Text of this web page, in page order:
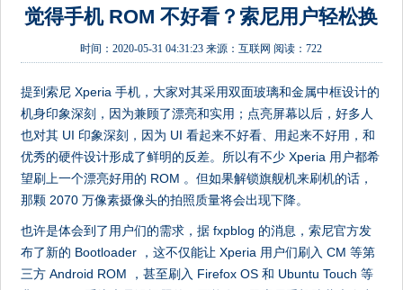
觉得手机 ROM 不好看？索尼用户轻松换
时间：2020-05-31 04:31:23 来源：互联网 阅读：722
提到索尼 Xperia 手机，大家对其采用双面玻璃和金属中框设计的
机身印象深刻，因为兼顾了漂亮和实用；点亮屏幕以后，好多人
也对其 UI 印象深刻，因为 UI 看起来不好看、用起来不好用，和
优秀的硬件设计形成了鲜明的反差。所以有不少 Xperia 用户都希
望刷上一个漂亮好用的 ROM 。但如果解锁旗舰机来刷机的话，
那颗 2070 万像素摄像头的拍照质量将会出现下降。
也许是体会到了用户们的需求，据 fxpblog 的消息，索尼官方发
布了新的 Bootloader ，这不仅能让 Xperia 用户们刷入 CM 等第
三方 Android ROM ，甚至刷入 Firefox OS 和 Ubuntu Touch 等